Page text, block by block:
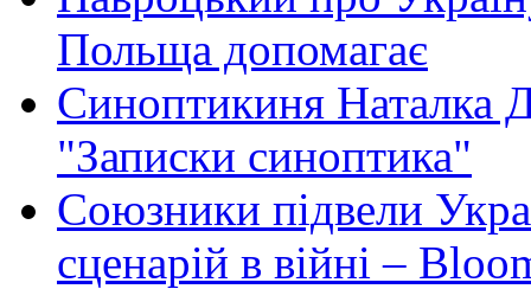
Польща допомагає
Синоптикиня Наталка
"Записки синоптика"
Союзники підвели
сценарій в війні –